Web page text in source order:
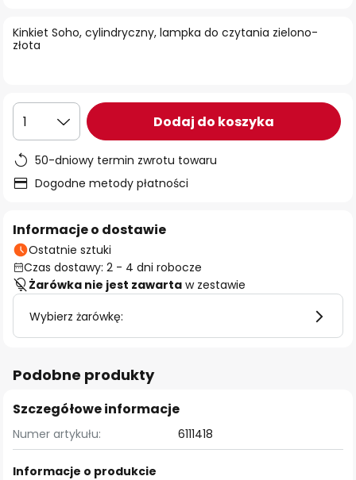
Kinkiet Soho, cylindryczny, lampka do czytania zielono-
złota
1 Dodaj do koszyka
50-dniowy termin zwrotu towaru
Dogodne metody płatności
Informacje o dostawie
Ostatnie sztuki
Czas dostawy: 2 - 4 dni robocze
Żarówka nie jest zawarta w zestawie
Wybierz żarówkę:
Podobne produkty
Szczegółowe informacje
Numer artykułu: 6111418
Informacje o produkcie